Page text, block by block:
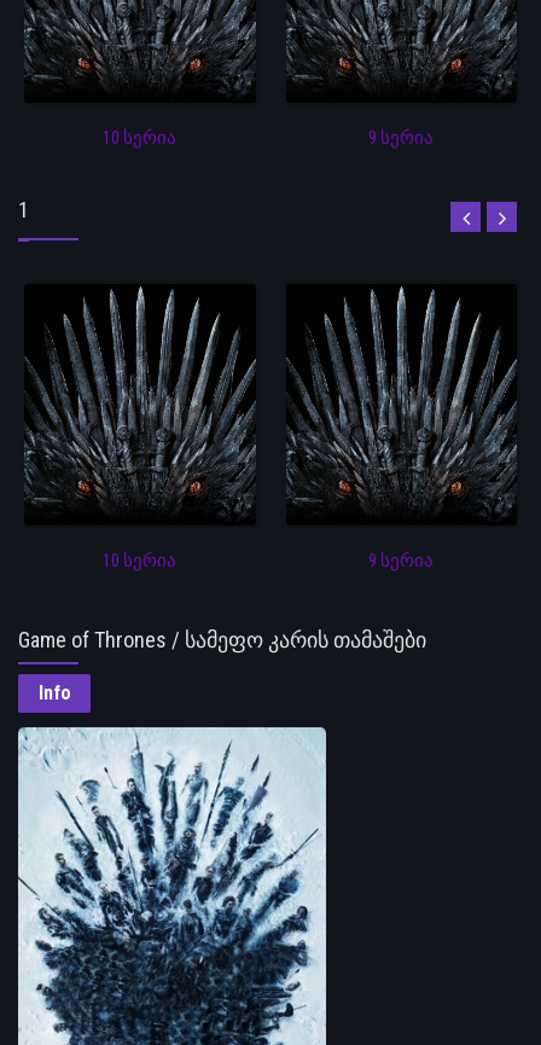
10 სერია 9 სერია
1
10 სერია 9 სერია
Game of Thrones / სამეფო კარის თამაშები
Info